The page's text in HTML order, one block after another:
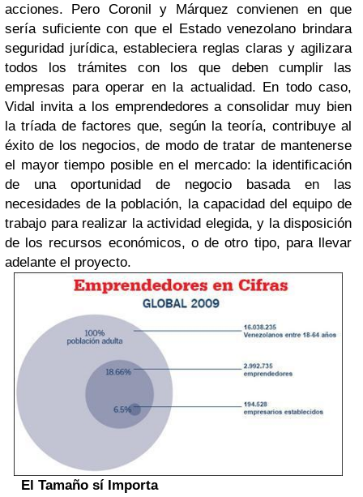
acciones. Pero Coronil y Márquez convienen en que
sería suficiente con que el Estado venezolano brindara
seguridad jurídica, estableciera reglas claras y agilizara
todos los trámites con los que deben cumplir las
empresas para operar en la actualidad. En todo caso,
Vidal invita a los emprendedores a consolidar muy bien
la tríada de factores que, según la teoría, contribuye al
éxito de los negocios, de modo de tratar de mantenerse
el mayor tiempo posible en el mercado: la identificación
de una oportunidad de negocio basada en las
necesidades de la población, la capacidad del equipo de
trabajo para realizar la actividad elegida, y la disposición
de los recursos económicos, o de otro tipo, para llevar
adelante el proyecto.
El Tamaño sí Importa